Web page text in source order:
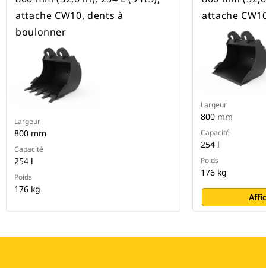
attache CW10, dents à
boulonner
Largeur
800 mm
Capacité
254 l
Poids
176 kg
attache
Largeur
800 mm
Capacité
254 l
Poids
176 kg